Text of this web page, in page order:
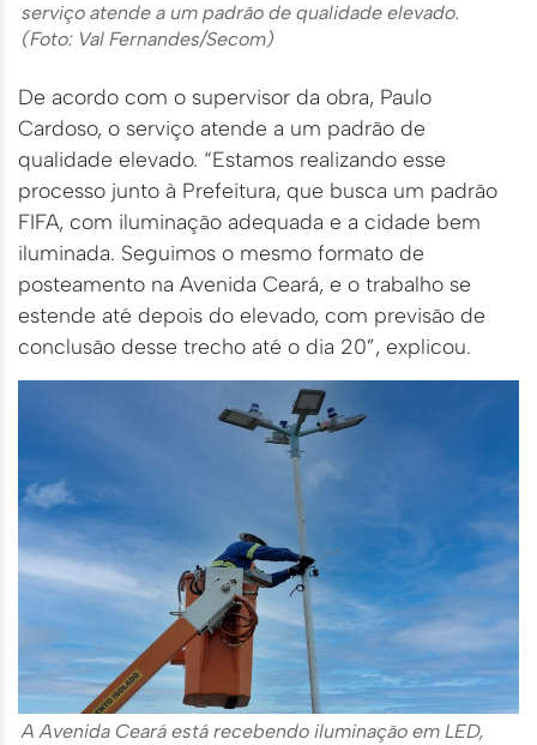
serviço atende a um padrão de qualidade elevado.
(Foto: Val Fernandes/Secom)
De acordo com o supervisor da obra, Paulo
Cardoso, o serviço atende a um padrão de
qualidade elevado. “Estamos realizando esse
processo junto à Prefeitura, que busca um padrão
FIFA, com iluminação adequada e a cidade bem
iluminada. Seguimos o mesmo formato de
posteamento na Avenida Ceará, e o trabalho se
estende até depois do elevado, com previsão de
conclusão desse trecho até o dia 20”, explicou.
A Avenida Ceará está recebendo iluminação em LED,